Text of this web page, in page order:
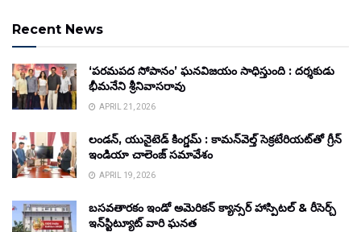
Recent News
‘పరమపద సోపానం’ ఘనవిజయం సాధిస్తుంది : దర్శకుడు
భీమనేని శ్రీనివాసరావు
APRIL 21, 2026
లండన్, యునైటెడ్ కింగ్డమ్ : కామన్‌వెల్త్ సెక్రటేరియట్‌తో గ్రీన్
ఇండియా చాలెంజ్ సమావేశం
APRIL 19, 2026
బసవతారకం ఇండో అమెరికన్ క్యాన్సర్ హాస్పిటల్ & రీసెర్చ్
ఇన్‌స్టిట్యూట్ వారి ఘనత